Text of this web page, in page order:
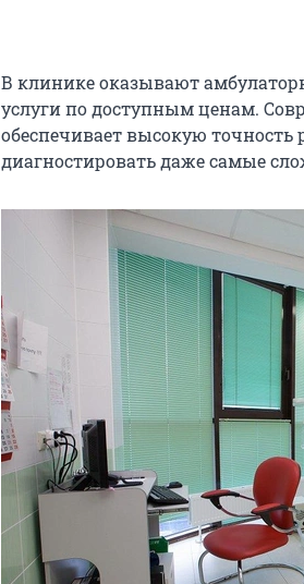
В клинике оказывают
услуги по доступным ценам.
обеспечивает высокую точность
диагностировать даже самые